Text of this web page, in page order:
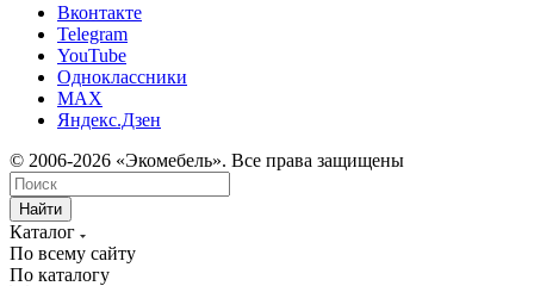
Вконтакте
Telegram
YouTube
Одноклассники
MAX
Яндекс.Дзен
© 2006-2026 «Экомебель». Все права защищены
Найти
Каталог
По всему сайту
По каталогу